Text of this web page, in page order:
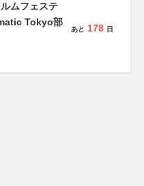
ムフェステ
Tokyo部
あと 178 日